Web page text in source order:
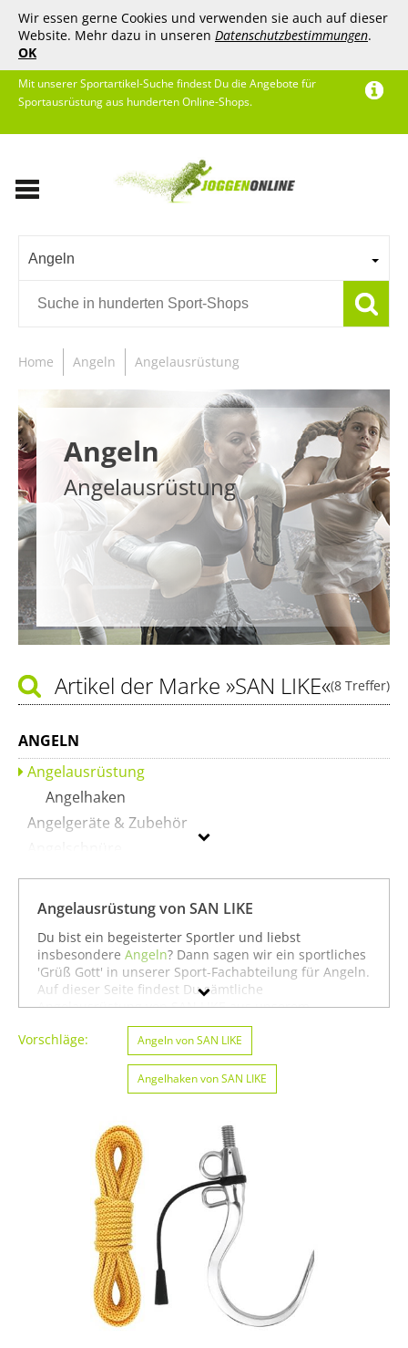
Wir essen gerne Cookies und verwenden sie auch auf dieser
Website. Mehr dazu in unseren Datenschutzbestimmungen.
OK
Mit unserer Sportartikel-Suche findest Du die Angebote für
Sportausrüstung aus hunderten Online-Shops.
Angeln
Home Angeln Angelausrüstung
Angeln
Angelausrüstung
(8 Treffer)
Artikel der Marke »SAN LIKE«
ANGELN
Angelausrüstung
Angelhaken
Angelgeräte & Zubehör
Fliegenfischen
SAN LIKE
Geschlecht
Preis
% Sale
Angelausrüstung von SAN LIKE
Du bist ein begeisterter Sportler und liebst
insbesondere Angeln? Dann sagen wir ein sportliches
'Grüß Gott' in unserer Sport-Fachabteilung für Angeln.
Auf dieser Seite findest Du sämtliche
Angelausrüstung von SAN LIKE aus unserem
Sortiment. Du kannst auch gezieltAngeln von SAN
LIKEoder Bootssport von SAN LIKE
schaust etwas breiter und siehst Dich auf unserer
Seite mit sämtlichen Sportartikeln von
unter allen Produkten für den SportAngeln von SAN
Spaß und Erfolg beim Angeln!
Vorschläge: Angeln von SAN LIKE
Angelhaken von SAN LIKE